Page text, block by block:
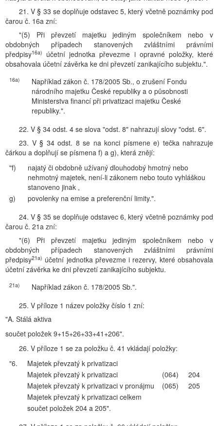
21. V § 33 se doplňuje odstavec 5, který včetně poznámky pod
čarou č. 16a zní:
"(5) Při převzetí majetku jediným společníkem nebo v
obdobných případech stanovených zvláštními právními
předpisy16a)
účetní jednotka převezme i opravné položky, které
obsahovala účetní závěrka ke dni převzetí zanikajícího subjektu.".
16a)
Například zákon č. 178/2005 Sb., o zrušení Fondu
národního majetku České republiky a o působnosti
Ministerstva financí při privatizaci majetku České
republiky.".
22. V § 34 odst. 4 se slova "odst. 8" nahrazují slovy "odst. 6".
23. V § 34 odst. 8 se na konci písmene e) tečka nahrazuje
čárkou a doplňují se písmena f) a g), která znějí:
"f)
najatý či obdobně užívaný dlouhodobý hmotný nebo
nehmotný majetek, není-li zákonem nebo touto vyhláškou
stanoveno jinak ,
g)
povolenky na emise a preferenční limity.".
24. V § 35 se doplňuje odstavec 6, který včetně poznámky pod
čarou č. 21a zní:
"(6) Při převzetí majetku jediným společníkem nebo v
obdobných případech stanovených zvláštními právními
předpisy21a) účetní jednotka převezme i rezervy, které obsahovala
účetní závěrka ke dni převzetí zanikajícího subjektu.
21a)
Například zákon č. 178/2005 Sb.".
25. V příloze 1 název položky číslo 1 zní:
"A. Stálá aktiva
součet položek 9+15+26+33+41+206".
26. V příloze 1 se za položku č. 41 vkládají položky:
"6.
Majetek převzatý k privatizaci
Majetek převzatý k privatizaci
(064)
204
Majetek převzatý k privatizaci v pronájmu
(065)
205
Majetek převzatý k privatizaci celkem
součet položek 204 a 205".